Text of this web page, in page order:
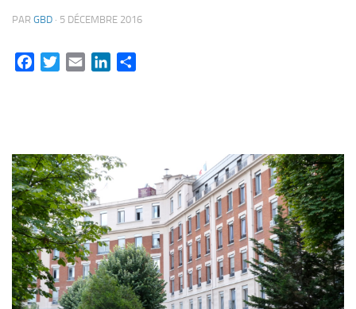
PAR GBD · 5 DÉCEMBRE 2016
FacebookTwitterEmail LinkedIn